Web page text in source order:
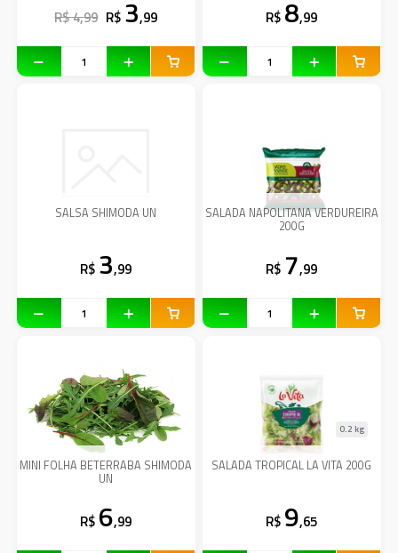
R$ 4,99 R$ 3,99 R$ 8,99
SALSA SHIMODA UN
R$ 3,99
SALADA NAPOLITANA VERDUREIRA
200G
R$ 7,99
MINI FOLHA BETERRABA SHIMODA
UN
R$ 6,99
SALADA TROPICAL LA VITA 200G
0.2 kg
R$ 9,65